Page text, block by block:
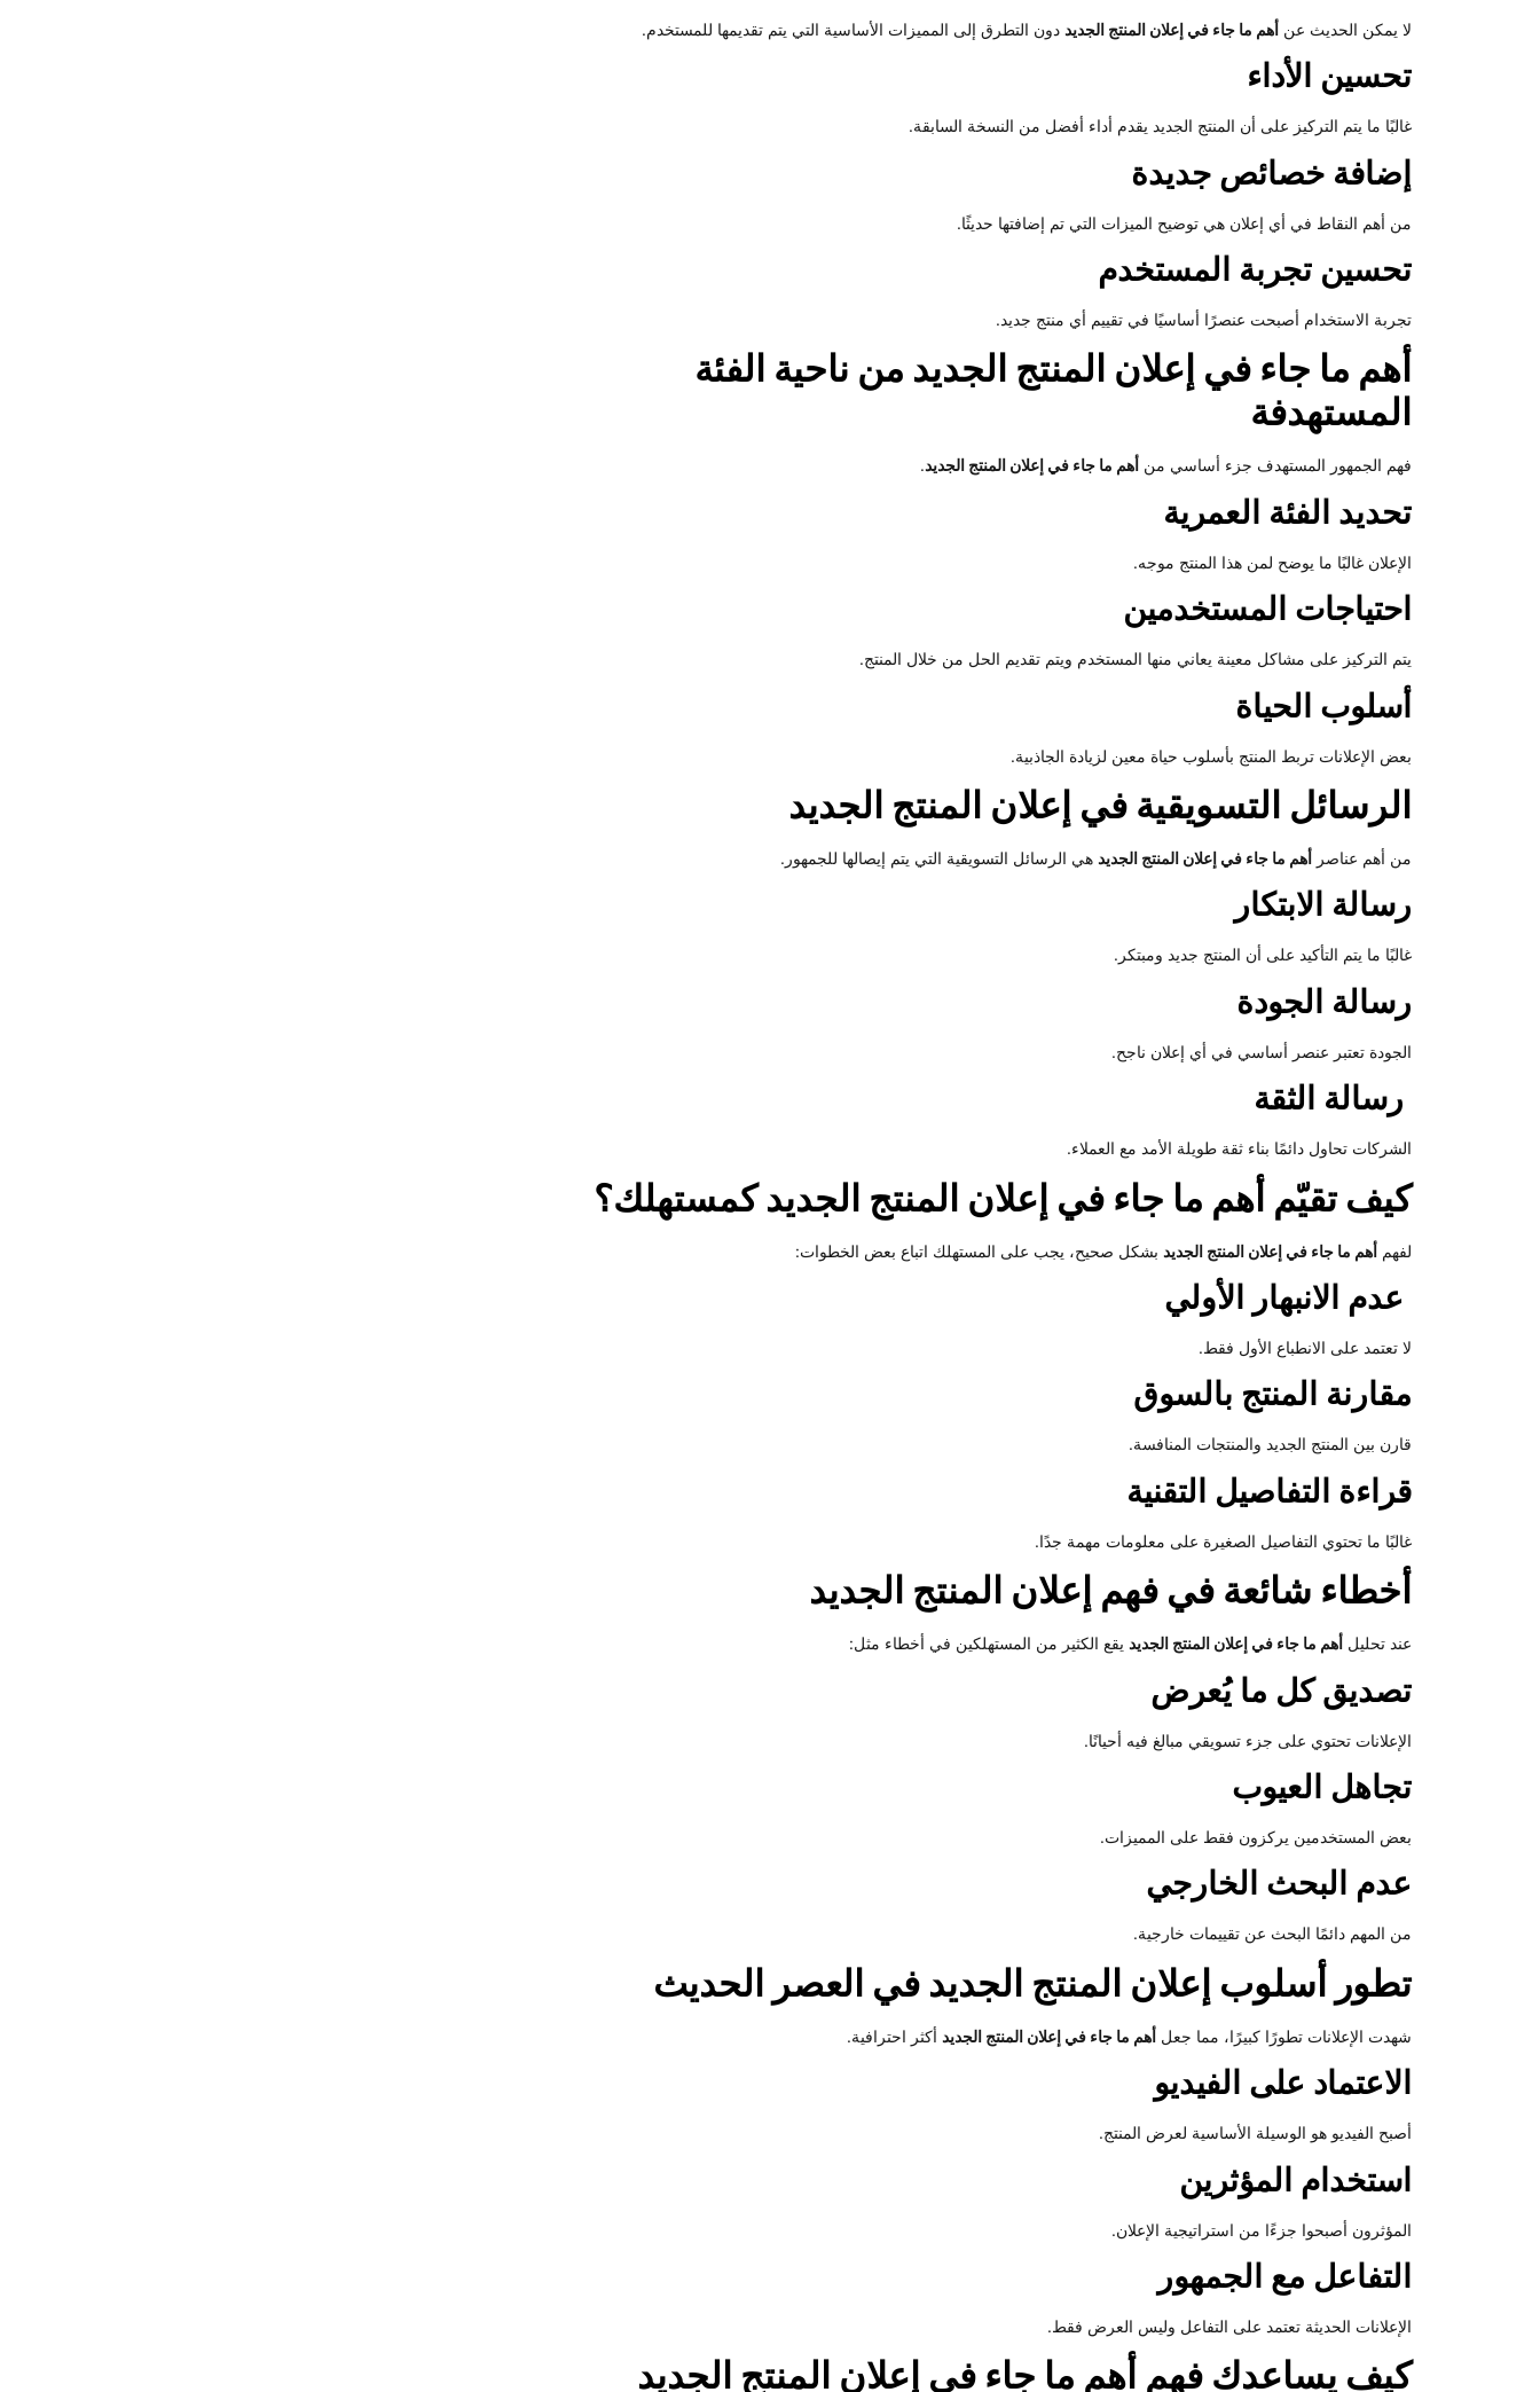
لا يمكن الحديث عن أهم ما جاء في إعلان المنتج الجديد دون التطرق إلى المميزات الأساسية التي يتم تقديمها للمستخدم.
تحسين الأداء
غالبًا ما يتم التركيز على أن المنتج الجديد يقدم أداء أفضل من النسخة السابقة.
إضافة خصائص جديدة
من أهم النقاط في أي إعلان هي توضيح الميزات التي تم إضافتها حديثًا.
تحسين تجربة المستخدم
تجربة الاستخدام أصبحت عنصرًا أساسيًا في تقييم أي منتج جديد.
أهم ما جاء في إعلان المنتج الجديد من ناحية الفئة
المستهدفة
فهم الجمهور المستهدف جزء أساسي من أهم ما جاء في إعلان المنتج الجديد.
تحديد الفئة العمرية
الإعلان غالبًا ما يوضح لمن هذا المنتج موجه.
احتياجات المستخدمين
يتم التركيز على مشاكل معينة يعاني منها المستخدم ويتم تقديم الحل من خلال المنتج.
أسلوب الحياة
بعض الإعلانات تربط المنتج بأسلوب حياة معين لزيادة الجاذبية.
الرسائل التسويقية في إعلان المنتج الجديد
من أهم عناصر أهم ما جاء في إعلان المنتج الجديد هي الرسائل التسويقية التي يتم إيصالها للجمهور.
رسالة الابتكار
غالبًا ما يتم التأكيد على أن المنتج جديد ومبتكر.
رسالة الجودة
الجودة تعتبر عنصر أساسي في أي إعلان ناجح.
رسالة الثقة
الشركات تحاول دائمًا بناء ثقة طويلة الأمد مع العملاء.
كيف تقيّم أهم ما جاء في إعلان المنتج الجديد كمستهلك؟
لفهم أهم ما جاء في إعلان المنتج الجديد بشكل صحيح، يجب على المستهلك اتباع بعض الخطوات:
عدم الانبهار الأولي
لا تعتمد على الانطباع الأول فقط.
مقارنة المنتج بالسوق
قارن بين المنتج الجديد والمنتجات المنافسة.
قراءة التفاصيل التقنية
غالبًا ما تحتوي التفاصيل الصغيرة على معلومات مهمة جدًا.
أخطاء شائعة في فهم إعلان المنتج الجديد
عند تحليل أهم ما جاء في إعلان المنتج الجديد يقع الكثير من المستهلكين في أخطاء مثل:
تصديق كل ما يُعرض
الإعلانات تحتوي على جزء تسويقي مبالغ فيه أحيانًا.
تجاهل العيوب
بعض المستخدمين يركزون فقط على المميزات.
عدم البحث الخارجي
من المهم دائمًا البحث عن تقييمات خارجية.
تطور أسلوب إعلان المنتج الجديد في العصر الحديث
شهدت الإعلانات تطورًا كبيرًا، مما جعل أهم ما جاء في إعلان المنتج الجديد أكثر احترافية.
الاعتماد على الفيديو
أصبح الفيديو هو الوسيلة الأساسية لعرض المنتج.
استخدام المؤثرين
المؤثرون أصبحوا جزءًا من استراتيجية الإعلان.
التفاعل مع الجمهور
الإعلانات الحديثة تعتمد على التفاعل وليس العرض فقط.
كيف يساعدك فهم أهم ما جاء في إعلان المنتج الجديد